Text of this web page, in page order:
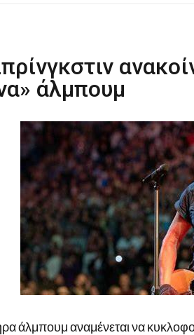
άλμπουμ
άλμπουμ αναμένεται να